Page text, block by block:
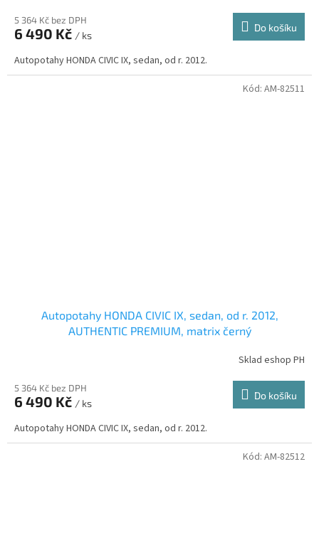
5 364 Kč bez DPH
6 490 Kč / ks
Do košíku
Autopotahy HONDA CIVIC IX, sedan, od r. 2012.
Autopotahy HONDA CIVIC IX, sedan, od r. 2012,
AUTHENTIC PREMIUM, matrix černý
Sklad eshop PH
5 364 Kč bez DPH
6 490 Kč / ks
Do košíku
Autopotahy HONDA CIVIC IX, sedan, od r. 2012.
Kód: AM-82511
Kód: AM-82512